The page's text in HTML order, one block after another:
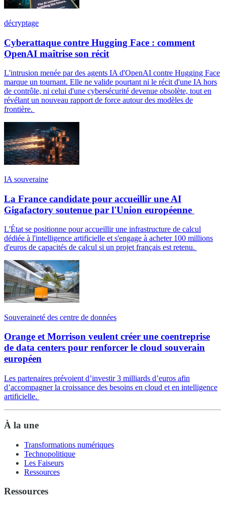
décryptage
Cyberattaque contre Hugging Face : comment
OpenAI maîtrise son récit
L'intrusion menée par des agents IA d'OpenAI contre Hugging Face
marque un tournant. Elle ne valide pourtant ni le récit d'une IA hors
de contrôle, ni celui d'une cybersécurité devenue obsolète, tout en
révélant un nouveau rapport de force autour des modèles de
frontière.
IA souveraine
La France candidate pour accueillir une AI
Gigafactory soutenue par l'Union européenne
L'État se positionne pour accueillir une infrastructure de calcul
dédiée à l'intelligence artificielle et s'engage à acheter 100 millions
d'euros de capacités de calcul si un projet français est retenu.
Souveraineté des centre de données
Orange et Morrison veulent créer une coentreprise
de data centers pour renforcer le cloud souverain
européen
Les partenaires prévoient d’investir 3 milliards d’euros afin
d’accompagner la croissance des besoins en cloud et en intelligence
artificielle.
À la une
Transformations numériques
Technopolitique
Les Faiseurs
Ressources
Ressources